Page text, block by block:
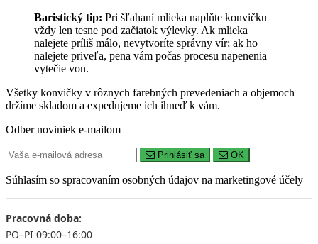
Baristický tip: Pri šľahaní mlieka naplňte konvičku
vždy len tesne pod začiatok výlevky. Ak mlieka
nalejete príliš málo, nevytvoríte správny vír; ak ho
nalejete priveľa, pena vám počas procesu napenenia
vytečie von.
Všetky konvičky v rôznych farebných prevedeniach a objemoch
držíme skladom a expedujeme ich ihneď k vám.
Odber noviniek e-mailom
Prihlásiť sa OK
Súhlasím so spracovaním osobných údajov na marketingové účely
Pracovná doba:
PO–PI 09:00–16:00